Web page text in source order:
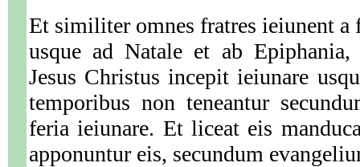
Et similiter omnes fratres ieiunent a
usque ad Natale et ab
Jesus Christus incepit ieiunare
temporibus non teneantur
feria ieiunare. Et liceat eis
apponuntur eis, secundum